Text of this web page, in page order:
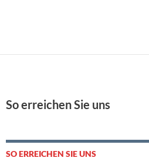
So erreichen Sie uns
SO ERREICHEN SIE UNS